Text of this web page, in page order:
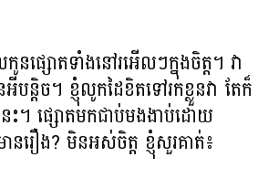
កូនផ្សោតទាំងនៅរអើលៗក្នុងចិត្ត។ វា
បន្តិច។ ខ្ញុំលូកដៃខិតទៅរកខ្លួនវា តែក៏
ះ។ ផ្សោតមកជាប់មងងាប់ដោយ
ានរឿង? មិនអស់ចិត្ត ខ្ញុំសួរគាត់៖